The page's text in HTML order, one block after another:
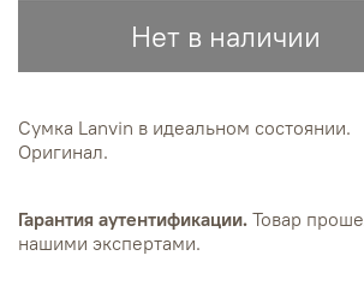
Нет в наличии
Сумка Lanvin в идеальном состоянии.
Оригинал.
Гарантия аутентификации. Товар
нашими экспертами.